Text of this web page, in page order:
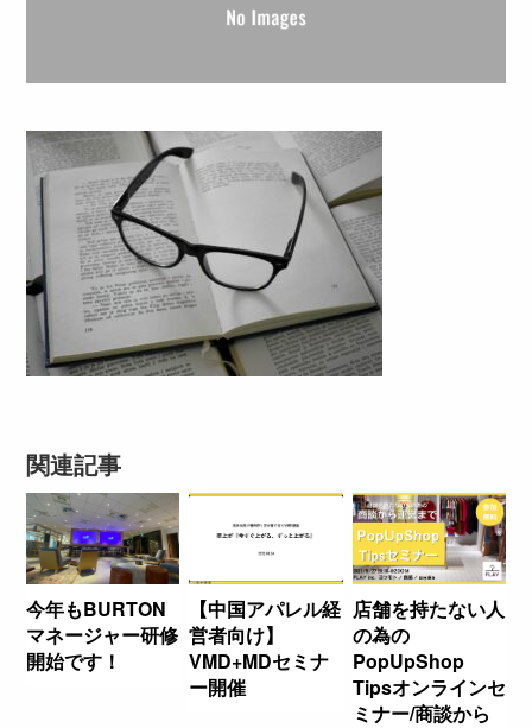
関連記事
今年もBURTON
マネージャー研修
開始です！
【中国アパレル経
営者向け】
VMD+MDセミナ
ー開催
店舗を持たない人
の為の
PopUpShop
Tipsオンラインセ
ミナー/商談から